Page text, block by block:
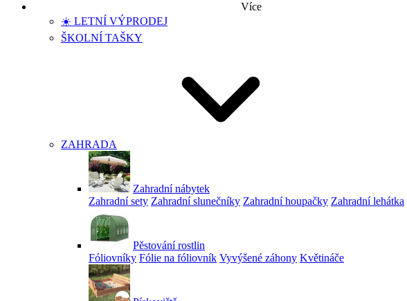
Více
☀️ LETNÍ VÝPRODEJ
ŠKOLNÍ TAŠKY
ZAHRADA
Zahradní nábytek
Zahradní sety Zahradní slunečníky Zahradní houpačky Zahradní lehátka
Pěstování rostlin
Fóliovníky Fólie na fóliovník Vyvýšené záhony Květináče